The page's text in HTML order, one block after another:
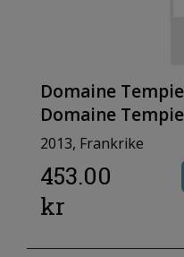
Domaine
Domaine
2013, Frankrike
453.00
kr